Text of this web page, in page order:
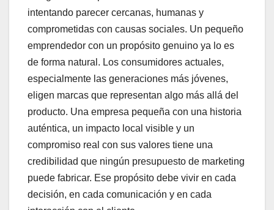
intentando parecer cercanas, humanas y
comprometidas con causas sociales. Un pequeño
emprendedor con un propósito genuino ya lo es
de forma natural. Los consumidores actuales,
especialmente las generaciones más jóvenes,
eligen marcas que representan algo más allá del
producto. Una empresa pequeña con una historia
auténtica, un impacto local visible y un
compromiso real con sus valores tiene una
credibilidad que ningún presupuesto de marketing
puede fabricar. Ese propósito debe vivir en cada
decisión, en cada comunicación y en cada